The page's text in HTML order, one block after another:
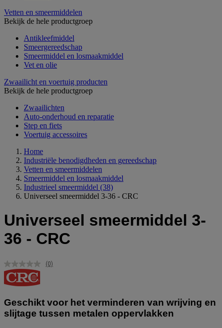
Vetten en smeermiddelen
Bekijk de hele productgroep
Antikleefmiddel
Smeergereedschap
Smeermiddel en losmaakmiddel
Vet en olie
Zwaailicht en voertuig producten
Bekijk de hele productgroep
Zwaailichten
Auto-onderhoud en reparatie
Step en fiets
Voertuig accessoires
Home
Industriële benodigdheden en gereedschap
Vetten en smeermiddelen
Smeermiddel en losmaakmiddel
Industrieel smeermiddel (38)
Universeel smeermiddel 3-36 - CRC
Universeel smeermiddel 3-
36 - CRC
Geen
(0)
Geschikt voor het verminderen van wrijving en
slijtage tussen metalen oppervlakken